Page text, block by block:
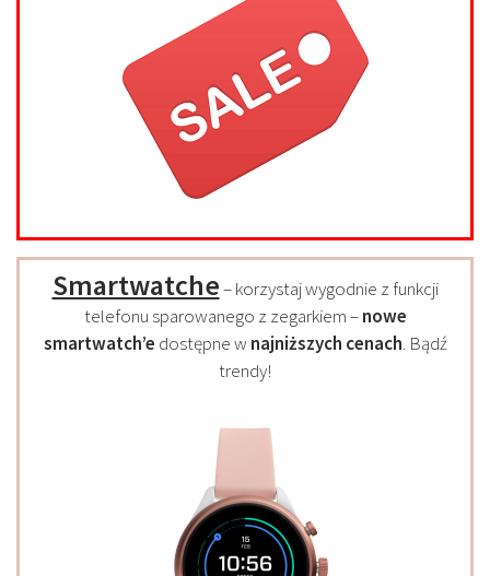
Smartwatche– korzystaj wygodnie z funkcji
telefonu sparowanego z zegarkiem –nowe
smartwatch’e dostępne w najniższych cenach. Bądź
trendy!